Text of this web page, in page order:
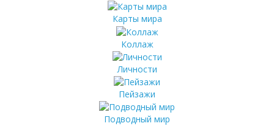
Карты мира
Коллаж
Личности
Пейзажи
Подводный мир